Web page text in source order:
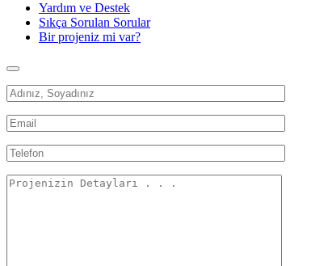
Yardım ve Destek
Sıkça Sorulan Sorular
Bir projeniz mi var?